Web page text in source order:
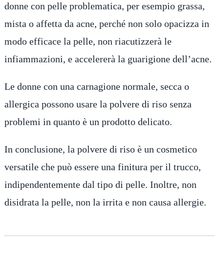
donne con pelle problematica, per esempio grassa,
mista o affetta da acne, perché non solo opacizza in
modo efficace la pelle, non riacutizzerà le
infiammazioni, e accelererà la guarigione dell’acne.
Le donne con una carnagione normale, secca o
allergica possono usare la polvere di riso senza
problemi in quanto è un prodotto delicato.
In conclusione, la polvere di riso è un cosmetico
versatile che può essere una finitura per il trucco,
indipendentemente dal tipo di pelle. Inoltre, non
disidrata la pelle, non la irrita e non causa allergie.